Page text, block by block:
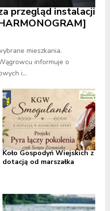
przegląd instalacji
mieszkania.
informuje o
i...
Koło Gospodyń Wiejskich z
dotacją od marszałka